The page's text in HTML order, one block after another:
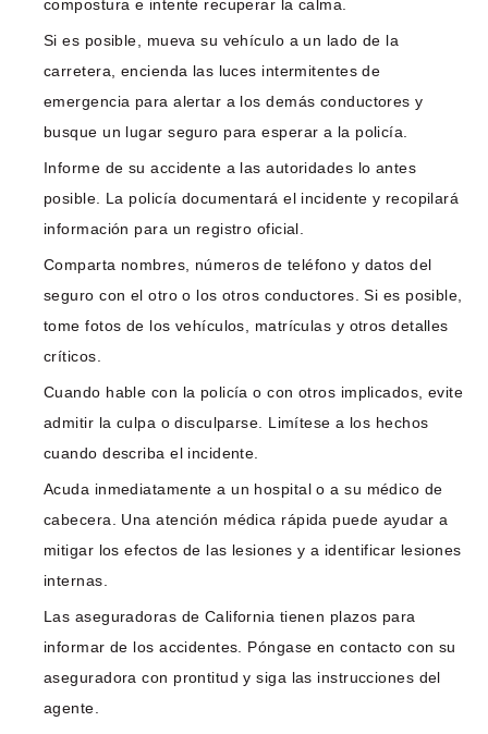
compostura e intente recuperar la calma.
Si es posible, mueva su vehículo a un lado de la
carretera, encienda las luces intermitentes de
emergencia para alertar a los demás conductores y
busque un lugar seguro para esperar a la policía.
Informe de su accidente a las autoridades lo antes
posible. La policía documentará el incidente y recopilará
información para un registro oficial.
Comparta nombres, números de teléfono y datos del
seguro con el otro o los otros conductores. Si es posible,
tome fotos de los vehículos, matrículas y otros detalles
críticos.
Cuando hable con la policía o con otros implicados, evite
admitir la culpa o disculparse. Limítese a los hechos
cuando describa el incidente.
Acuda inmediatamente a un hospital o a su médico de
cabecera. Una atención médica rápida puede ayudar a
mitigar los efectos de las lesiones y a identificar lesiones
internas.
Las aseguradoras de California tienen plazos para
informar de los accidentes. Póngase en contacto con su
aseguradora con prontitud y siga las instrucciones del
agente.